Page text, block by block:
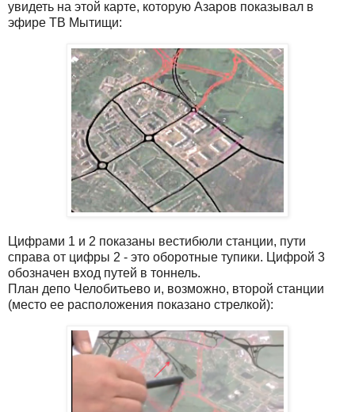
увидеть на этой карте, которую Азаров показывал в
эфире ТВ Мытищи:
Цифрами 1 и 2 показаны вестибюли станции, пути
справа от цифры 2 - это оборотные тупики. Цифрой 3
обозначен вход путей в тоннель.
План депо Челобитьево и, возможно, второй станции
(место ее расположения показано стрелкой):